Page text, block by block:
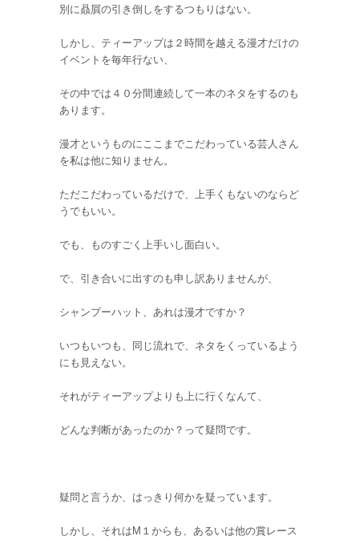
別に贔屓の引き倒しをするつもりはない。
しかし、ティーアップは２時間を越える漫才だけの
イベントを毎年行ない、
その中では４０分間連続して一本のネタをするのも
あります。
漫才というものにここまでこだわっている芸人さん
を私は他に知りません。
ただこだわっているだけで、上手くもないのならど
うでもいい。
でも、ものすごく上手いし面白い。
で、引き合いに出すのも申し訳ありませんが、
シャンプーハット、あれは漫才ですか？
いつもいつも、同じ流れで、ネタをくっているよう
にも見えない。
それがティーアップよりも上に行くなんて、
どんな判断があったのか？って疑問です。
疑問と言うか、はっきり何かを疑っています。
しかし、それはM１からも、あるいは他の賞レース